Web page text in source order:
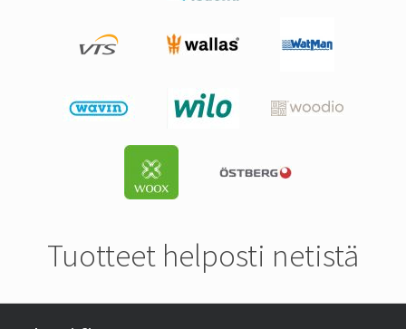
Tuotteet helposti netistä